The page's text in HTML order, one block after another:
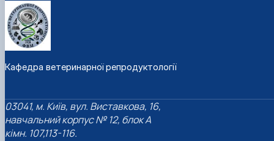
Кафедра ветеринарної репродуктології
03041, м. Київ, вул. Виставкова, 16,
навчальний корпус № 12, блок А
кімн. 107,113-116.